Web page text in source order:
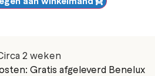
2 weken
Gratis afgeleverd Benelux